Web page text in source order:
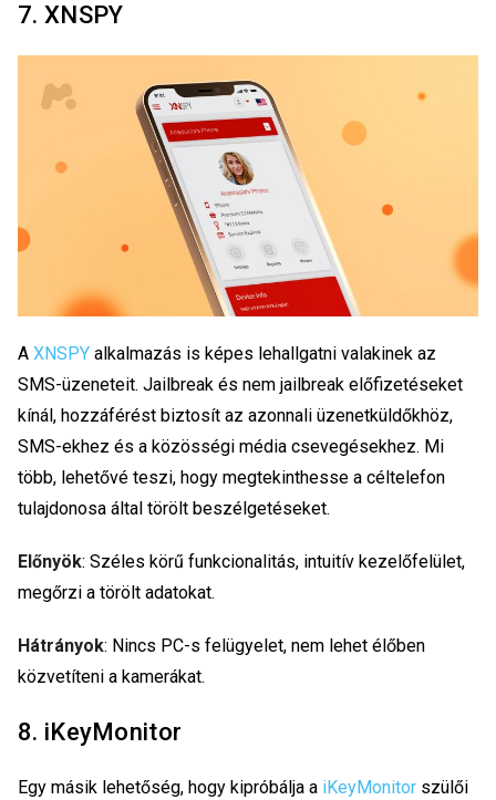
7. XNSPY
A XNSPY alkalmazás is képes lehallgatni valakinek az
SMS-üzeneteit. Jailbreak és nem jailbreak előfizetéseket
kínál, hozzáférést biztosít az azonnali üzenetküldőkhöz,
SMS-ekhez és a közösségi média csevegésekhez. Mi
több, lehetővé teszi, hogy megtekinthesse a céltelefon
tulajdonosa által törölt beszélgetéseket.
Előnyök: Széles körű funkcionalitás, intuitív kezelőfelület,
megőrzi a törölt adatokat.
Hátrányok: Nincs PC-s felügyelet, nem lehet élőben
közvetíteni a kamerákat.
8. iKeyMonitor
Egy másik lehetőség, hogy kipróbálja a iKeyMonitor szülői